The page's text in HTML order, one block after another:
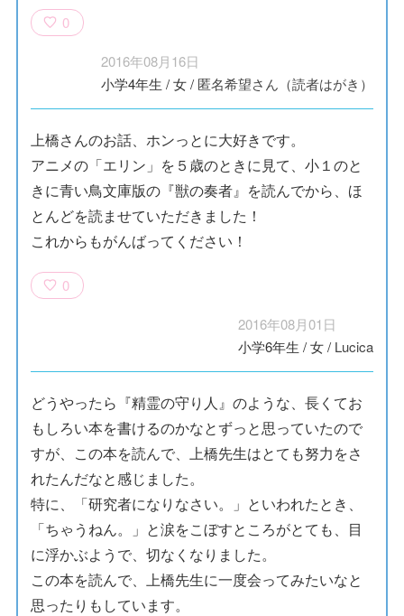
0
2016年08月16日
小学4年生 /女/ 匿名希望さん（読者はがき）
上橋さんのお話、ホンっとに大好きです。
アニメの「エリン」を５歳のときに見て、小１のと
きに青い鳥文庫版の『獣の奏者』を読んでから、ほ
とんどを読ませていただきました！
これからもがんばってください！
0
2016年08月01日
小学6年生 /女/ Lucica
どうやったら『精霊の守り人』のような、長くてお
もしろい本を書けるのかなとずっと思っていたので
すが、この本を読んで、上橋先生はとても努力をさ
れたんだなと感じました。
特に、「研究者になりなさい。」といわれたとき、
「ちゃうねん。」と涙をこぼすところがとても、目
に浮かぶようで、切なくなりました。
この本を読んで、上橋先生に一度会ってみたいなと
思ったりもしています。